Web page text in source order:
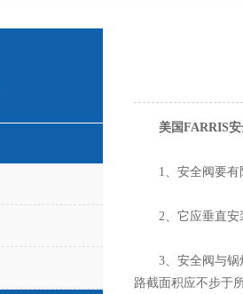
美国FARRIS
1、安全阀要有防
2、它应垂直安装
3、安全阀与锅炉
路截面积应不步于